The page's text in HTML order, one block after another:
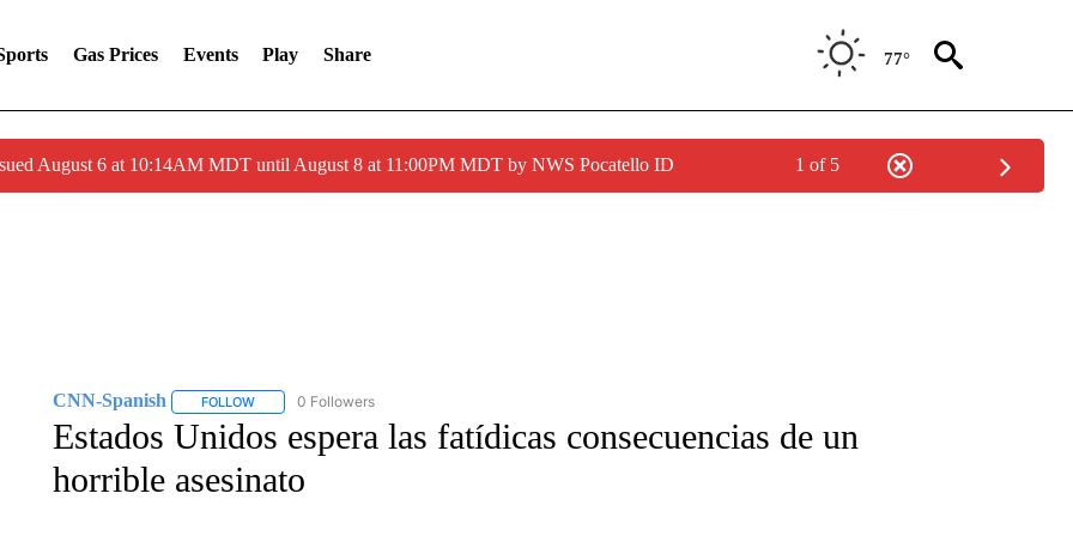
Gas Prices Events Play Share 77°
August 6 at 10:14AM MDT until August 8 at 11:00PM MDT by NWS Pocatello ID 1 of 5
CNN-Spanish FOLLOWFOLLOW "CNN-SPANISH" TO RECEIVE NOTIFICATIONS ABOUT NEW PAGES ON "CNN-SPANISH".
0 Followers
Estados Unidos espera las fatídicas consecuencias de un
horrible asesinato